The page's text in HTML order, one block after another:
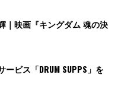
｜映画『キングダム 魂の決
ビス「DRUM SUPPS」を